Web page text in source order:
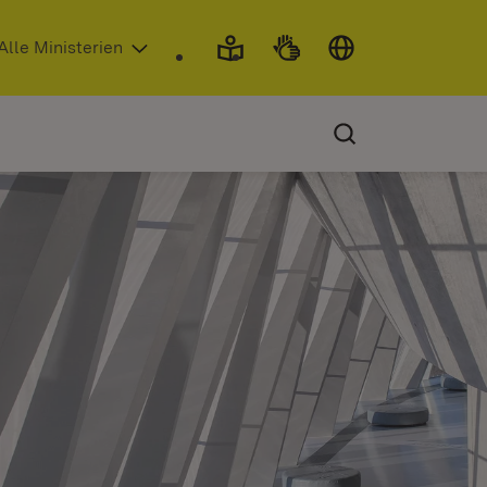
neuem Fenster)
Ministerien